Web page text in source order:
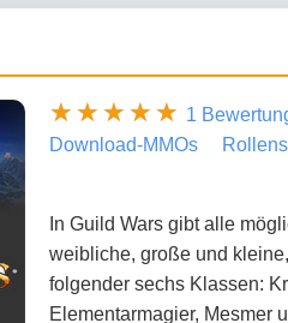
1
Download-MMOs
In Guild Wars gibt alle
weibliche, große und
folgender sechs Klassen:
Elementarmagier, Mesmer